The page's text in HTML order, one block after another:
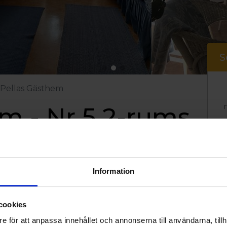
Information
för att anpassa innehållet och annonserna till användarna,
Pellas Gästhem
- Nr 5 2-rums